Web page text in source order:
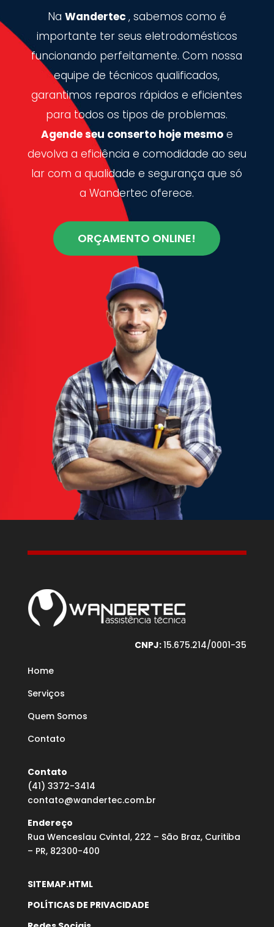
Na Wandertec, sabemos como é
importante ter seus eletrodomésticos
funcionando perfeitamente. Com nossa
equipe de técnicos qualificados,
garantimos reparos rápidos e eficientes
para todos os tipos de problemas.
Agende seu conserto hoje mesmoe
devolva a eficiência e comodidade ao seu
lar com a qualidade e segurança que só
a Wandertec oferece.
ORÇAMENTO ONLINE!
CNPJ:15.675.214/0001-35
Home
Serviços
Quem Somos
Contato
Contato
(41) 3372-3414
contato@wandertec.com.br
Endereço
Rua Wenceslau Cvintal, 222 – São Braz, Curitiba
– PR, 82300-400
SITEMAP.HTML
POLÍTICAS DE PRIVACIDADE